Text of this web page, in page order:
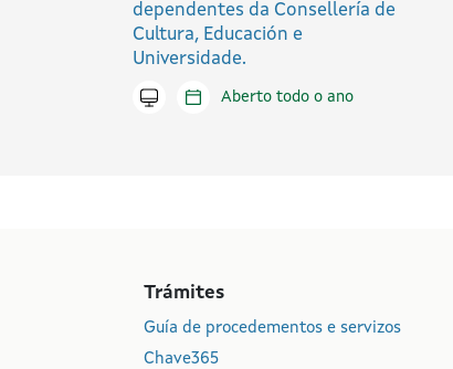
dependentes da Consellería de
Cultura, Educación e
Universidade.
Tramitar en liñaAberto todo o ano
Trámites
Guía de procedementos e servizos
Chave365